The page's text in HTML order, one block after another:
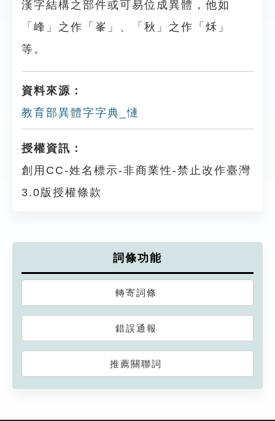
漢字結構之部件或可易位成異體，他如
「峰」之作「峯」、「秋」之作「秌」
等。
資料來源：
教育部異體字字典_慩
授權資訊：
創用CC-姓名標示-非商業性-禁止改作臺灣
3.0版授權條款
詞條功能
轉寄詞條
錯誤通報
推薦關聯詞